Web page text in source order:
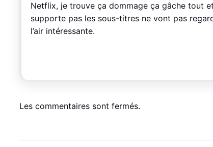
Netflix, je trouve ça dommage ça gâche tout
supporte pas les sous-titres ne vont pas
l’air intéressante.
Les commentaires sont fermés.